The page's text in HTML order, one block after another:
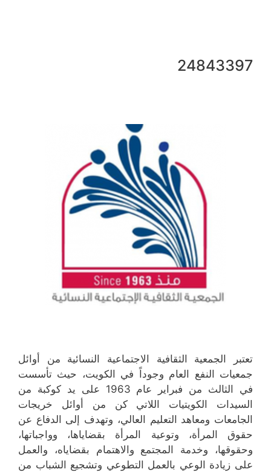
24843397
تعتبر الجمعية الثقافية الاجتماعية النسائية من أوائل
جمعيات النفع العام وجوداً في الكويت، حيث تأسست
في الثالث من فبراير عام 1963 على يد كوكبة من
السيدات الكويتيات اللاتي كن من أوائل خريجات
الجامعات ومعاهد التعليم العالي، وتهدف إلى الدفاع عن
حقوق المرأة، وتوعية المرأة بقضاياها، وواجباتها،
وحقوقها، وخدمة المجتمع والاهتمام بقضاياه، والعمل
على زيادة الوعي بالعمل التطوعي وتشجيع الشباب من